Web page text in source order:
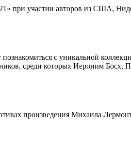
при участии авторов из США,
с уникальной
среди которых Иероним Босх,
произведения Михаила